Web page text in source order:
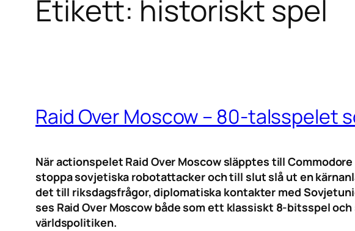
Etikett: historiskt spel
Raid Over Moscow – 80-talsspelet
När action­spelet Raid Over Moscow släpptes till
stoppa sovjetiska robotattacker och till slut slå ut en
det till riksdagsfrågor, diplomatiska kontakter med
ses Raid Over Moscow både som ett klassiskt 8-bitsspel
världspolitiken.